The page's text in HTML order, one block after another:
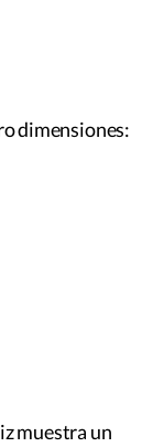
dimensiones:
muestra un